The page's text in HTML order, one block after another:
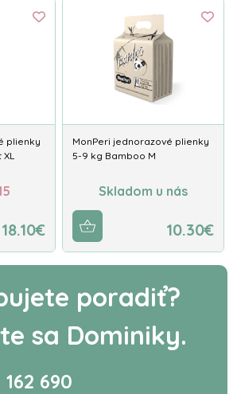
plienky
XL
18.10€
MonPeri jednorazové plienky
5-9 kg Bamboo M
Skladom u nás
10.30€
poradiť?
sa Dominiky.
162 690